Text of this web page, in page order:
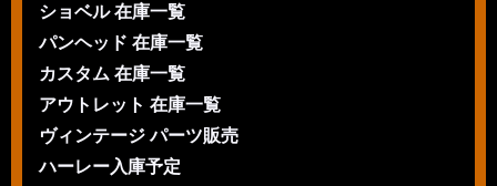
ショベル 在庫一覧
パンヘッド 在庫一覧
カスタム 在庫一覧
アウトレット 在庫一覧
ヴィンテージ パーツ販売
ハーレー入庫予定